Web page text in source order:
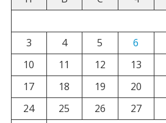
3
4 5 6
10
11 12 13
17
18 19 20
24
25 26 27